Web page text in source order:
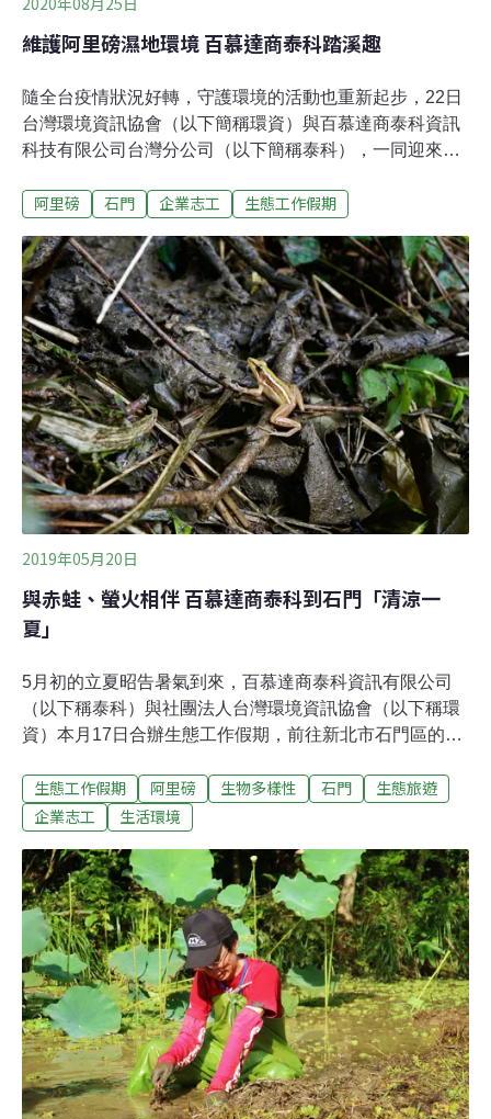
維護阿里磅濕地環境 百慕達商泰科踏溪趣
隨全台疫情狀況好轉，守護環境的活動也重新起步，22日
台灣環境資訊協會（以下簡稱環資）與百慕達商泰科資訊
科技有限公司台灣分公司（以下簡稱泰科），一同迎來本
里磅生態農場是由負責人王德昌，於民國 86 年號召親友
一片能「連本帶利」交還的美好環境。阿里磅生態農場擁
有多樣化的環境，農場內的濕地更是許多生物如青蛙、蜻
蜓等的重要棲息地。本次的活動目標，是清除遍佈濕地的
外來種，水芙蓉（Pistia stratiotes L.）及人厭槐葉蘋
（Salvinia molesta D. S. Mitch.）。所謂外來種，是指不
論有意或無意，因人為因素而出在非原生地的生物。水芙
蓉與人厭槐葉萍早期做為園藝植物引入，但卻因疏於管
理，而導致最終遍佈於全台的野外環境中難以根除。外來
種的存在會影響棲地內原有生態，也會壓迫其他原
阿里磅 石門 企業志工 生態工作假期
2019年05月20日
與赤蛙、螢火相伴 百慕達商泰科到石門「清涼一
夏」
5月初的立夏昭告暑氣到來，百慕達商泰科資訊有限公司
（以下稱泰科）與社團法人台灣環境資訊協會（以下稱環
資）本月17日合辦生態工作假期，前往新北市石門區的阿
自然環境。活動一早便是滂沱大雨，所幸志工們抵達時，
只剩雨過的夏日午後，沒有烈日曝曬而有涼風徐徐，想必
為護棲地夏日炎炎汗黏黏，這季節要說最舒服的事情，無
非是下水遊玩。本次志工服務正是安排了下水活動，順便
讓大家消除暑氣。這次工作內容主要是協助阿里磅農場清
除園區內生態池裡過度生長的植物。生態池邊緣遍佈著台
灣原生種的李氏禾（Leersia hexandra Sw.），池裡還滿
是溢出的外來種水芙蓉（Pistia stratiotes L.）以及人厭槐
葉蘋（Salvinia molesta D. S. Mitch.），這兩種水生植物
最初都是作為園藝植物引
生態工作假期 阿里磅 生物多樣性 石門
生態旅遊
企業志工
生活環境